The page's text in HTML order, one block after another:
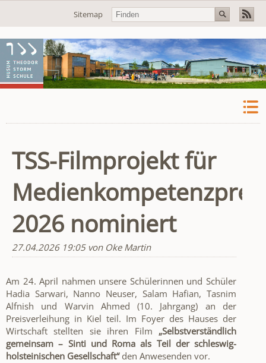
Navigation
Sitemap
TSS-Filmprojekt für
2026 nominiert
27.04.2026 19:05von Oke Martin
Am 24. April nahmen unsere Schülerinnen und Schüler
Hadia Sarwari, Nanno Neuser, Salam Hafian, Tasnim
Alfnish und Warvin Ahmed (10. Jahrgang) an der
Preisverleihung in Kiel teil. Im Foyer des Hauses der
Wirtschaft stellten sie ihren Film „Selbstverständlich
gemeinsam – Sinti und Roma als Teil der schleswig-
holsteinischen Gesellschaft“den Anwesenden vor.